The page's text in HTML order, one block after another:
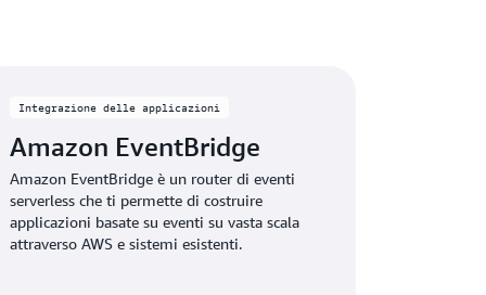
Integrazione delle applicazioni
Amazon EventBridge
Amazon EventBridge è un router di eventi
serverless che ti permette di costruire
applicazioni basate su eventi su vasta scala
attraverso AWS e sistemi esistenti.